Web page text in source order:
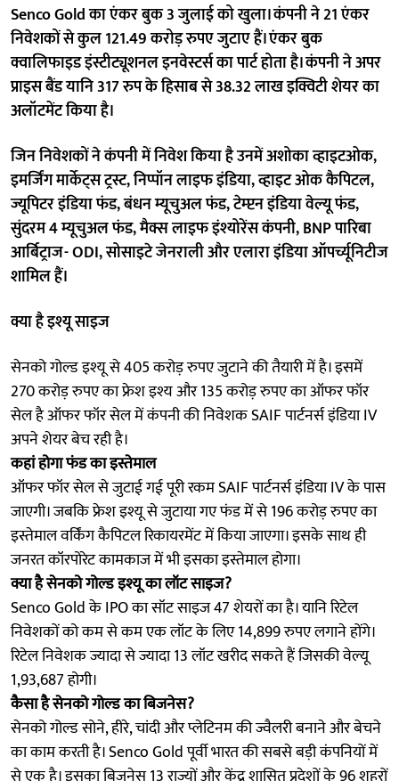
Senco Gold का एंकर बुक 3 जुलाई को खुला। कंपनी ने 21 एंकर
निवेशकों से कुल 121.49 करोड़ रुपए जुटाए हैं। एंकर बुक
क्वालिफाइड इंस्टीट्यूशनल इनवेस्टर्स का पार्ट होता है। कंपनी ने अपर
प्राइस बैंड यानि 317 रुप के हिसाब से 38.32 लाख इक्विटी शेयर का
अलॉटमेंट किया है।
जिन निवेशकों ने कंपनी में निवेश किया है उनमें अशोका व्हाइटओक,
इमर्जिंग मार्केट्स ट्रस्ट, निप्पॉन लाइफ इंडिया, व्हाइट ओक कैपिटल,
ज्यूपिटर इंडिया फंड, बंधन म्यूचुअल फंड, टेम्प्टन इंडिया वेल्यू फंड,
सुंदरम 4 म्यूचुअल फंड, मैक्स लाइफ इंश्योरेंस कंपनी, BNP पारिबा
आर्बिट्राज- ODI, सोसाइटे जेनराली और एलारा इंडिया ऑपर्च्यूनिटीज
शामिल हैं।
क्या है इश्यू साइज
सेनको गोल्ड इश्यू से 405 करोड़ रुपए जुटाने की तैयारी में है। इसमें
270 करोड़ रुपए का फ्रेश इश्य और 135 करोड़ रुपए का ऑफर फॉर
सेल है ऑफर फॉर सेल में कंपनी की निवेशक SAIF पार्टनर्स इंडिया IV
अपने शेयर बेच रही है।
कहां होगा फंड का इस्तेमाल
ऑफर फॉर सेल से जुटाई गई पूरी रकम SAIF पार्टनर्स इंडिया IV के पास
जाएगी। जबकि फ्रेश इश्यू से जुटाया गए फंड में से 196 करोड़ रुपए का
इस्तेमाल वर्किंग कैपिटल रिकायरमेंट में किया जाएगा। इसके साथ ही
जनरत कॉरपोरेट कामकाज में भी इसका इस्तेमाल होगा।
क्या है सेनको गोल्ड इश्यू का लॉट साइज?
Senco Gold के IPO का सॉट साइज 47 शेयरों का है। यानि रिटेल
निवेशकों को कम से कम एक लॉट के लिए 14,899 रुपए लगाने होंगे।
रिटेल निवेशक ज्यादा से ज्यादा 13 लॉट खरीद सकते हैं जिसकी वेल्यू
1,93,687 होगी।
कैसा है सेनको गोल्ड का बिजनेस?
सेनको गोल्ड सोने, हीरे, चांदी और प्लेटिनम की ज्वैलरी बनाने और बेचने
का काम करती है। Senco Gold पूर्वी भारत की सबसे बड़ी कंपनियों में